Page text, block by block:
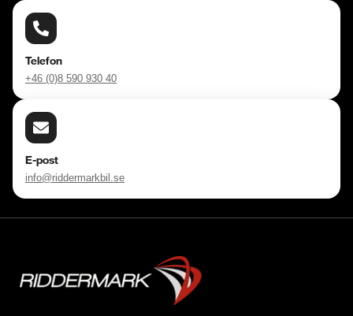
Telefon
+46 (0)8 590 930 40
E-post
info@riddermarkbil.se